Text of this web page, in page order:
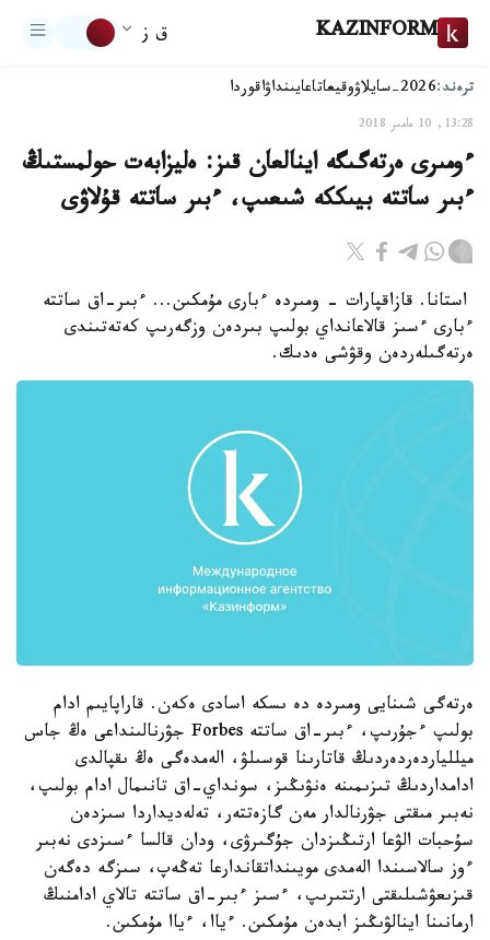
KAZINFORM ق ز
ترەند:2026-سايلاۋ وقيعاتاعايىنداۋاقوردا
13:28, 10 مامىر 2018
ءومىرى ەرتەگىگە اينالعان قىز: ەليزابەت حولمستىڭ
ءبىر ساتتە بيىككە شىعىپ، ءبىر ساتتە قۇلاۋى
استانا. قازاقپارات - ومىردە ءبارى مۇمكىن... ءبىر-اق ساتتە
ءبارى ءسىز قالاعانداي بولىپ بىردەن وزگەرىپ كەتەتىندى
ەرتەگىلەردەن وقۋشى ەدىك.
ەرتەگى شىنايى ومىردە دە ىسكە اسادى ەكەن. قاراپايىم ادام
بولىپ ءجۇرىپ، ءبىر-اق ساتتە Forbes جۋرنالىنداعى ەڭ جاس
ميللياردەردەردىڭ قاتارىنا قوسىلۋ، الەمدەگى ەڭ ىقپالدى
ادامداردىڭ تىزىمىنە ەنۋىڭىز، سونداي-اق تانىمال ادام بولىپ،
نەبىر مىقتى جۋرنالدار مەن گازەتتەر، تەلەديداردا سىزدەن
سۇحبات الۋعا ارتىڭىزدان جۇگىرۋى، ودان قالسا ءسىزدى نەبىر
ءوز سالاسىندا الەمدى مويىنداتقاندارعا تەڭەپ، سىزگە دەگەن
قىزىعۋشىلىقتى ارتتىرىپ، ءسىز ءبىر-اق ساتتە تالاي ادامنىڭ
ارمانىنا اينالۋىڭىز ابدەن مۇمكىن. ءياا، ءياا مۇمكىن.